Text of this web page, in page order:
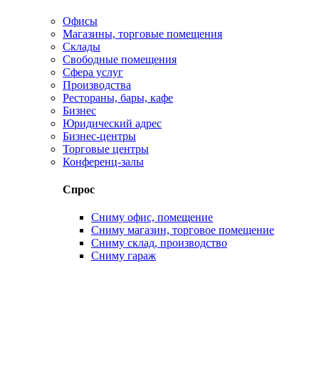
Офисы
Магазины, торговые помещения
Склады
Свободные помещения
Сфера услуг
Производства
Рестораны, бары, кафе
Бизнес
Юридический адрес
Бизнес-центры
Торговые центры
Конференц-залы
Спрос
Сниму офис, помещение
Сниму магазин, торговое помещение
Сниму склад, производство
Сниму гараж